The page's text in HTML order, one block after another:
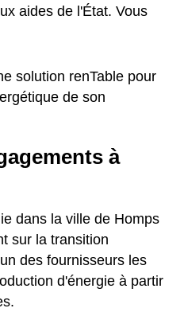
aides de l'État. Vous
solution renTable pour
de son
à
dans la ville de Homps
sur la transition
des fournisseurs les
d'énergie à partir